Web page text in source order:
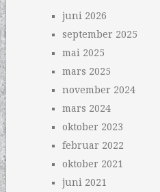
juni 2026
september 2025
mai 2025
mars 2025
november 2024
mars 2024
oktober 2023
februar 2022
oktober 2021
juni 2021